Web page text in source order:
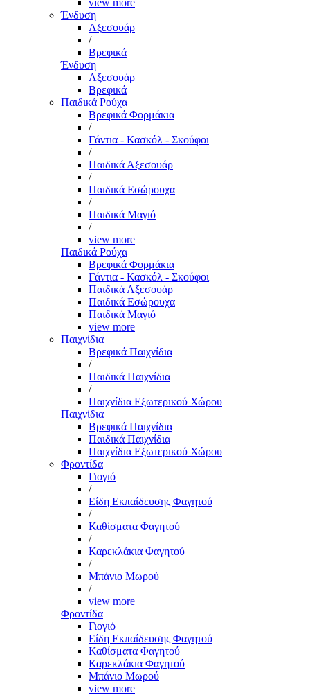
view more
Ένδυση
Αξεσουάρ
/
Βρεφικά
Ένδυση
Αξεσουάρ
Βρεφικά
Παιδικά Ρούχα
Βρεφικά Φορμάκια
/
Γάντια - Κασκόλ - Σκούφοι
/
Παιδικά Αξεσουάρ
/
Παιδικά Εσώρουχα
/
Παιδικά Μαγιό
/
view more
Παιδικά Ρούχα
Βρεφικά Φορμάκια
Γάντια - Κασκόλ - Σκούφοι
Παιδικά Αξεσουάρ
Παιδικά Εσώρουχα
Παιδικά Μαγιό
view more
Παιχνίδια
Βρεφικά Παιχνίδια
/
Παιδικά Παιχνίδια
/
Παιχνίδια Εξωτερικού Χώρου
Παιχνίδια
Βρεφικά Παιχνίδια
Παιδικά Παιχνίδια
Παιχνίδια Εξωτερικού Χώρου
Φροντίδα
Γιογιό
/
Είδη Εκπαίδευσης Φαγητού
/
Καθίσματα Φαγητού
/
Καρεκλάκια Φαγητού
/
Μπάνιο Μωρού
/
view more
Φροντίδα
Γιογιό
Είδη Εκπαίδευσης Φαγητού
Καθίσματα Φαγητού
Καρεκλάκια Φαγητού
Μπάνιο Μωρού
view more